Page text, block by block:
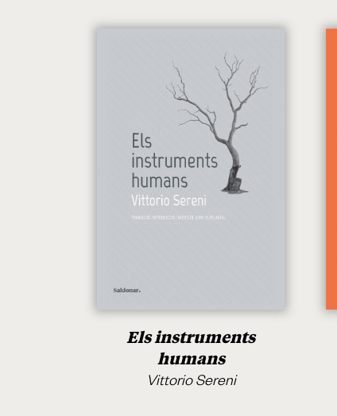
Els instruments
humans
Vittorio Sereni